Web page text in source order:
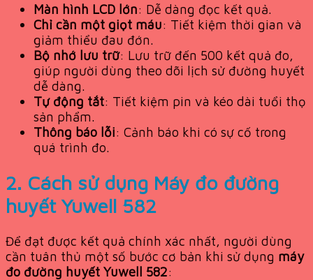
Màn hình LCD lớn: Dễ dàng đọc kết quả.
Chỉ cần một giọt máu: Tiết kiệm thời gian và
giảm thiểu đau đớn.
Bộ nhớ lưu trữ: Lưu trữ đến 500 kết quả đo,
giúp người dùng theo dõi lịch sử đường huyết
dễ dàng.
Tự động tắt: Tiết kiệm pin và kéo dài tuổi thọ
sản phẩm.
Thông báo lỗi: Cảnh báo khi có sự cố trong
quá trình đo.
2. Cách sử dụng Máy đo đường
huyết Yuwell 582
Để đạt được kết quả chính xác nhất, người dùng
cần tuân thủ một số bước cơ bản khi sử dụng máy
đo đường huyết Yuwell 582: